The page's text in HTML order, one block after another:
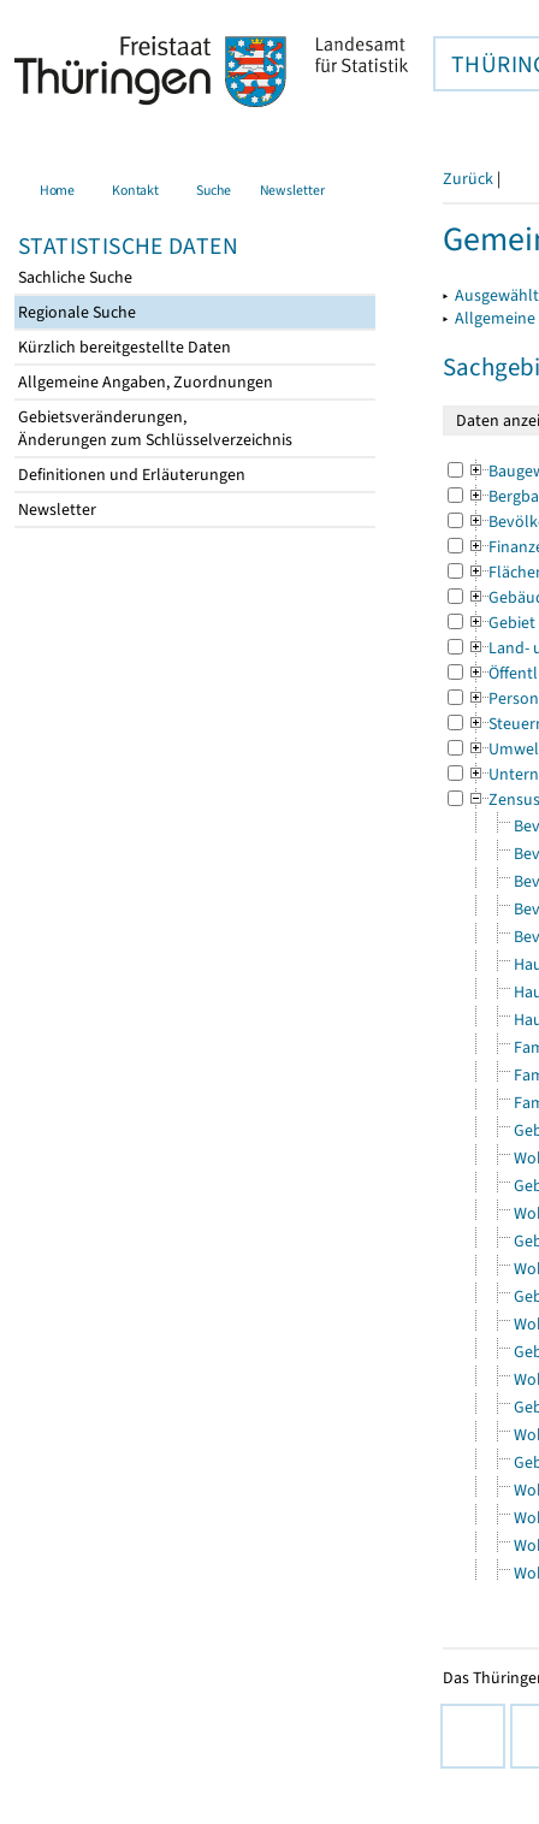
Home Kontakt Suche Newsletter
STATISTISCHE DATEN
Sachliche Suche
Regionale Suche
Kürzlich bereitgestellte Daten
Allgemeine Angaben, Zuordnungen
Gebietsveränderungen,
Änderungen zum Schlüsselverzeichnis
Definitionen und Erläuterungen
Newsletter
Zurück |
▸
▸
Gebiet
Land-
Zensus
Das